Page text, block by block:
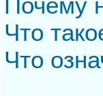
Что
Что